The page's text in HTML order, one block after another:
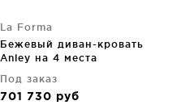
La Forma
Бежевый диван-кровать
Anley на 4 места
Под заказ
701 730 руб